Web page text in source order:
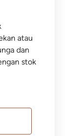
atau
dan
stok